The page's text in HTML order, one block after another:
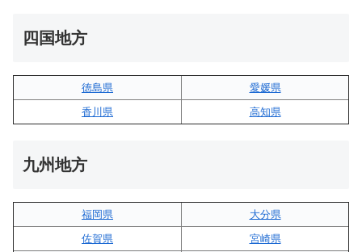
四国地方
徳島県
愛媛県
香川県
高知県
九州地方
福岡県
大分県
佐賀県
宮崎県